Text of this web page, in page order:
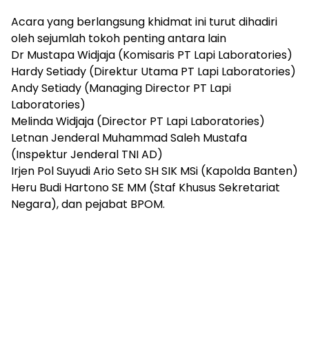
Acara yang berlangsung khidmat ini turut dihadiri
oleh sejumlah tokoh penting antara lain
Dr Mustapa Widjaja (Komisaris PT Lapi Laboratories)
Hardy Setiady (Direktur Utama PT Lapi Laboratories)
Andy Setiady (Managing Director PT Lapi
Laboratories)
Melinda Widjaja (Director PT Lapi Laboratories)
Letnan Jenderal Muhammad Saleh Mustafa
(Inspektur Jenderal TNI AD)
Irjen Pol Suyudi Ario Seto SH SIK MSi (Kapolda Banten)
Heru Budi Hartono SE MM (Staf Khusus Sekretariat
Negara), dan pejabat BPOM.